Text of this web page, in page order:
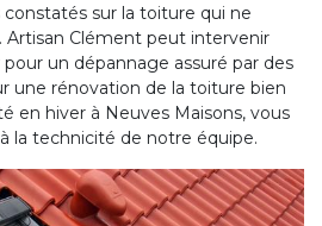
sur la toiture qui ne
Artisan Clément peut intervenir
un dépannage assuré par des
une rénovation de la toiture bien
en hiver à Neuves Maisons, vous
la technicité de notre équipe.